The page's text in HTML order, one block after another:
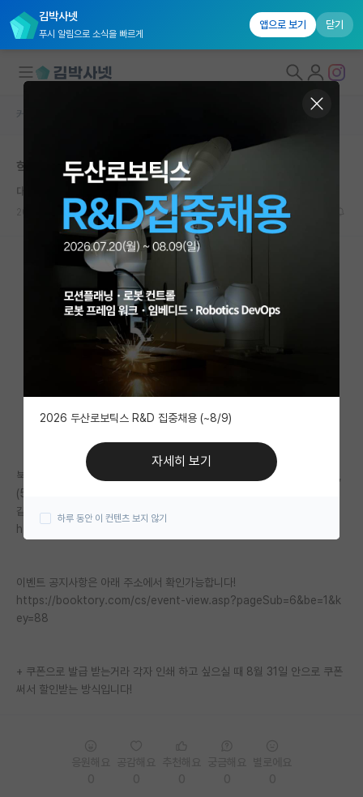
김박사넷
푸시 알림으로 소식을 빠르게
앱으로 보기 닫기
국내대학원 정보
연구실&오픈랩
커뮤니티
커뮤니티 홈
전체글보기
베스트 게시판
IF 명예의전당
자유 게시판(아무개랩)
미국 유학 게시판
미국 대학원 합격 후기 게시판
대학원 합격 후기 게시판
석박사 채용 정보 게시판
임용 정보 게시판
취업 게시판
커뮤니티 홈
학위논문 인쇄 단체할인 받으실분 구합니다
대담한 알렉산더 플레밍
0 884
북토리에서 학위논문 인쇄 10명 구하면 10% 할인하는 이벤트가 있어서요,
(5명이면 5% 할인, 15명이면 15% 할인)
같이하실 분 계시면 아래 오픈카톡 들어와주세요!
https://open.kakao.com/o/gBGUSkqf
이벤트 공지사항은 아래 주소에서 확인가능합니다!
https://booktory.com/cs/event-view.asp?pageSub=6&be=1&k
ey=88
+ 쿠폰으로 발급 받는거라 각자 인쇄 하고 싶으실 때 8월 31일 안으로 쿠폰
써서 할인받는 방식입니다!
2026 두산로보틱스 R&D 집중채용 (~8/9)
자세히 보기
하루 동안 이 컨텐츠 보지 않기